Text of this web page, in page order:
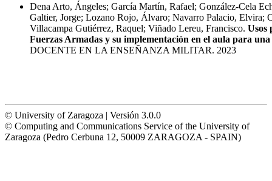
Dena Arto, Ángeles; García Martín, Rafael; González-Cela
Galtier, Jorge; Lozano Rojo, Álvaro; Navarro Palacio, Elvira;
Villacampa Gutiérrez, Raquel; Viñado Lereu, Francisco. Usos
Fuerzas Armadas y su implementación en el aula para
DOCENTE EN LA ENSEÑANZA MILITAR. 2023
© University of Zaragoza | Versión 3.0.0
© Computing and Communications Service of the University of
Zaragoza (Pedro Cerbuna 12, 50009 ZARAGOZA - SPAIN)